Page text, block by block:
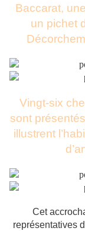
Baccarat,
un pichet
Vingt-six
sont
illustrent
Cet
représentatives